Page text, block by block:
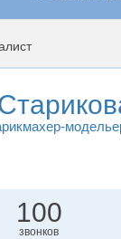
100
звонков